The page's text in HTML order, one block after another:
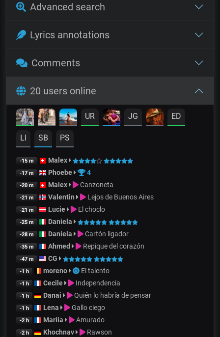
Advanced search
Lyrics annotations
Comments
20 users online
UR JG ED
LI SB PS
-15 m Malex
-17 m Phoebe 4
-20 m Malex Canzoneta
-21 m Valentin Lejos de Buenos Aires
-21 m Lucie El choclo
-25 m Daniela
-28 m Daniela Cartón ligador
-35 m Ahmed Repique del corazón
-47 m CG
-1 h moreno El talento
-1 h Cecile Independencia
-1 h Danai Quién lo habría de pensar
-1 h Lena Gallo ciego
-2 h Mariia Amurado
-2 h Khochnav Rawson